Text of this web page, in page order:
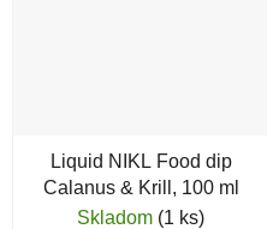
Liquid NIKL Food dip
Calanus & Krill, 100 ml
Skladom (1 ks)